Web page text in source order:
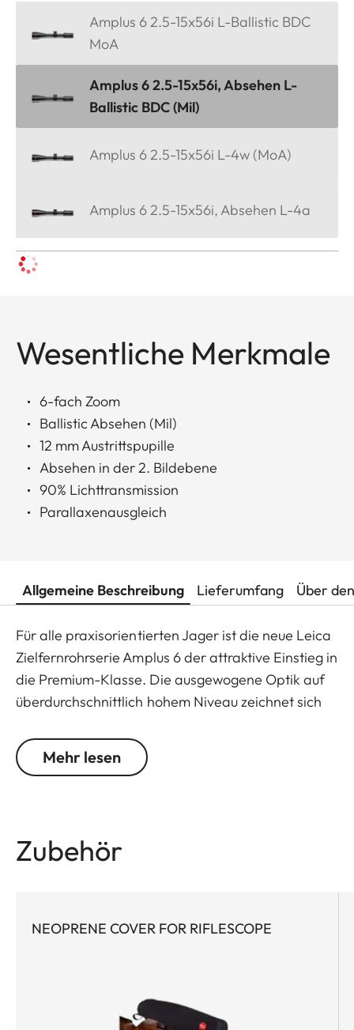
Amplus 6 2.5-15x56i L-Ballistic BDC
MoA
Amplus 6 2.5-15x56i, Absehen L-
Ballistic BDC (Mil)
Amplus 6 2.5-15x56i L-4w (MoA)
Amplus 6 2.5-15x56i, Absehen L-4a
Wesentliche Merkmale
6-fach Zoom
Ballistic Absehen (Mil)
12 mm Austrittspupille
Absehen in der 2. Bildebene
90% Lichttransmission
Parallaxenausgleich
Allgemeine Beschreibung Lieferumfang Über
Für alle praxisorientierten Jager ist die neue Leica
Zielfernrohrserie Amplus 6 der attraktive Einstieg in
die Premium-Klasse. Die ausgewogene Optik auf
überdurchschnittlich hohem Niveau zeichnet sich
fach Zoom, die große Austrittspupille und das weite
Sehfeld aus. Die robuste Bauweise prädestiniert
Funktionselemente sorgt im entscheidenden
Mehr lesen
Zubehör
NEOPRENE COVER FOR RIFLESCOPE